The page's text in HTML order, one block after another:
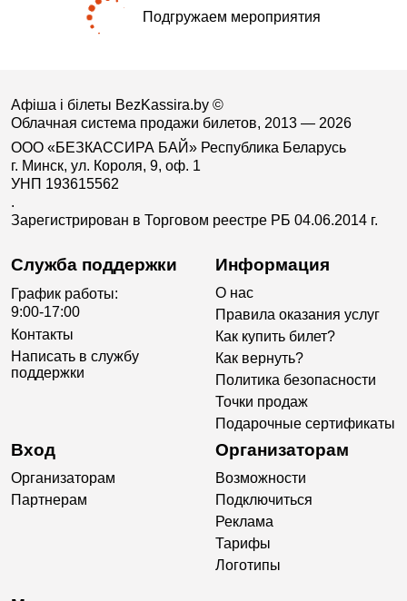
Подгружаем мероприятия
Афіша і білеты BezKassira.by ©
Облачная система продажи билетов, 2013 — 2026
ООО «БЕЗКАССИРА БАЙ» Республика Беларусь
г. Минск, ул. Короля, 9, оф. 1
УНП 193615562
.
Зарегистрирован в Торговом реестре РБ 04.06.2014 г.
Служба поддержки
График работы:
9:00-17:00
Контакты
Написать в службу
поддержки
Информация
О нас
Правила оказания услуг
Как купить билет?
Как вернуть?
Политика безопасности
Точки продаж
Подарочные сертификаты
Вход
Организаторам
Партнерам
Организаторам
Возможности
Подключиться
Реклама
Тарифы
Логотипы